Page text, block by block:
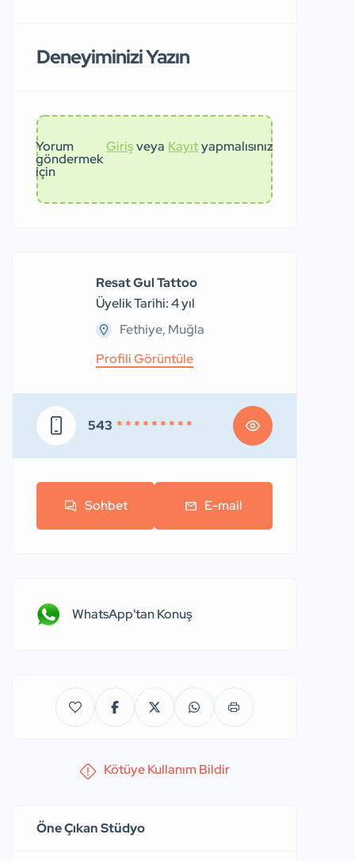
Deneyiminizi Yazın
Yorum
göndermek
için
Girişveya Kayıtyapmalısınız
Resat Gul Tattoo
Üyelik Tarihi: 4 yıl
Fethiye, Muğla
Profili Görüntüle
543 * * * * * * * * *
Sohbet E-mail
WhatsApp'tan Konuş
Kötüye Kullanım Bildir
Öne Çıkan Stüdyo